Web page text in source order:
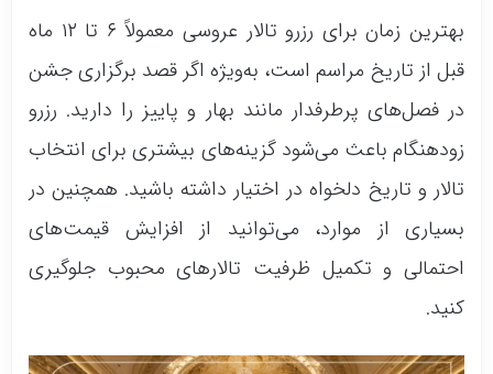
بهترین زمان برای رزرو تالار عروسی معمولاً ۶ تا ۱۲ ماه
قبل از تاریخ مراسم است، به‌ویژه اگر قصد برگزاری جشن
در فصل‌های پرطرفدار مانند بهار و پاییز را دارید. رزرو
زودهنگام باعث می‌شود گزینه‌های بیشتری برای انتخاب
تالار و تاریخ دلخواه در اختیار داشته باشید. همچنین در
بسیاری از موارد، می‌توانید از افزایش قیمت‌های
احتمالی و تکمیل ظرفیت تالارهای محبوب جلوگیری
کنید.